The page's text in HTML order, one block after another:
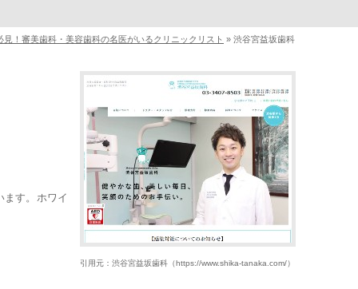
見！審美歯科・美容歯科の名医がいるクリニックリスト » 渋谷宮益坂歯科
ます。ホワイ
引用元：渋谷宮益坂歯科（https://www.shika-tanaka.com/）